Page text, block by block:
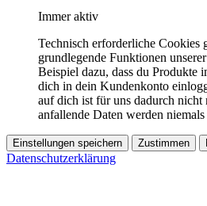
Immer aktiv
Technisch erforderliche Cookies
grundlegende Funktionen
Beispiel dazu, dass du Produkte
dich in dein Kundenkonto
auf dich ist für uns dadurch nicht
anfallende Daten werden
Einstellungen speichern Zustimmen
Datenschutzerklärung